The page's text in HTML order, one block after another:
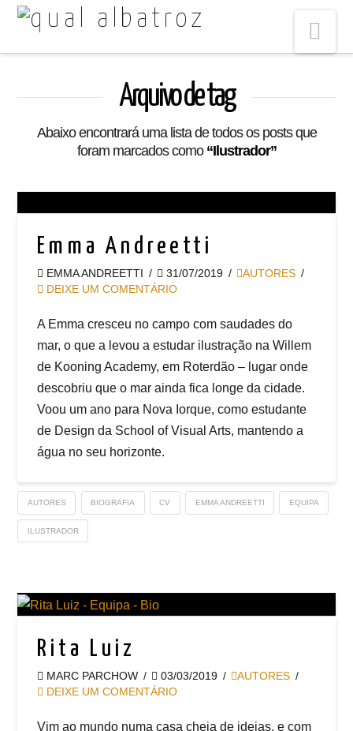
Arquivo de tag
Abaixo encontrará uma lista de todos os posts que
foram marcados como “Ilustrador”
Emma Andreetti
EMMA ANDREETTI 31/07/2019
AUTORES
DEIXE UM COMENTÁRIO
A Emma cresceu no campo com saudades do
mar, o que a levou a estudar ilustração na Willem
de Kooning Academy, em Roterdão – lugar onde
descobriu que o mar ainda fica longe da cidade.
Voou um ano para Nova Iorque, como estudante
de Design da School of Visual Arts, mantendo a
água no seu horizonte.
AUTORES BIOGRAFIA CV EMMA ANDREETTI EQUIPA
ILUSTRADOR
Rita Luiz
MARC PARCHOW 03/03/2019
AUTORES
DEIXE UM COMENTÁRIO
Vim ao mundo numa casa cheia de ideias, e com